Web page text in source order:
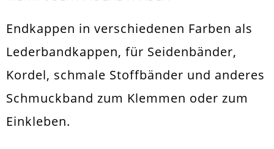
Endkappen in verschiedenen Farben als
Lederbandkappen, für Seidenbänder,
Kordel, schmale Stoffbänder und anderes
Schmuckband zum Klemmen oder zum
Einkleben.